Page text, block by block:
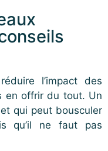
l’impact des
en offrir du tout. Un
qui peut bousculer
qu’il ne faut pas